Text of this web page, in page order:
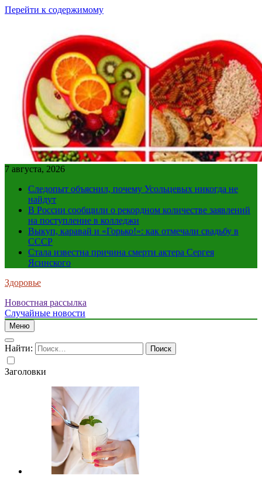
Перейти к содержимому
7 августа, 2026
Следопыт объяснил, почему Усольцевых никогда не
найдут
В России сообщили о рекордном количестве заявлений
на поступление в колледжи
Выкуп, каравай и «Горько!»: как отмечали свадьбу в
СССР
Стала известна причина смерти актера Сергея
Ясинского
Здоровье
Новостная рассылка
Случайные новости
Меню
Найти:
Заголовки